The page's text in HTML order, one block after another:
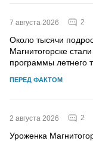
7 августа 2026 2
Около тысячи
Магнитогорске
программы летнего
ПЕРЕД ФАКТОМ
2 августа 2026 2
Уроженка